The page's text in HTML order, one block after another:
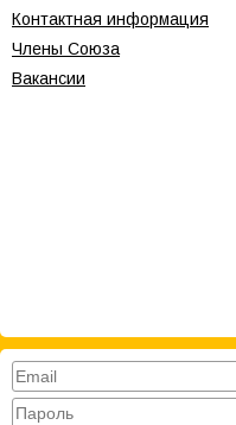
Контактная информация
Члены Cоюза
Вакансии